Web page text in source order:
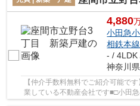
4,880
小田急
相鉄本線
- / 4LDK
神奈川県
【仲介手数料無料でご紹介可能で
業している不動産会社です■□小田
野台3丁目 新築戸建て 全２棟【